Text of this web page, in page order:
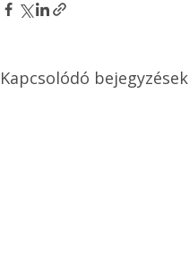
Kapcsolódó bejegyzések